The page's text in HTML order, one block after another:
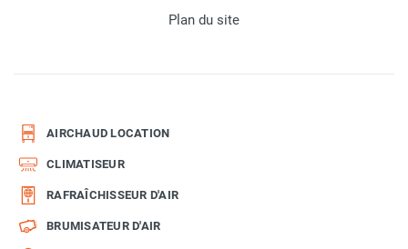
Plan du site
AIRCHAUD LOCATION
CLIMATISEUR
RAFRAÎCHISSEUR D'AIR
BRUMISATEUR D'AIR